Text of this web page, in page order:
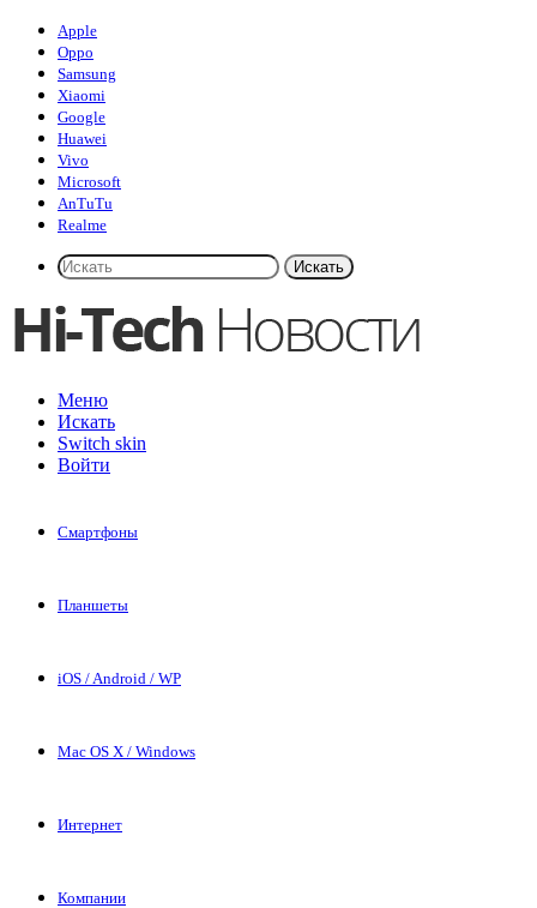
Apple
Oppo
Samsung
Xiaomi
Google
Huawei
Vivo
Microsoft
AnTuTu
Realme
Искать
Меню
Искать
Switch skin
Войти
Смартфоны
Планшеты
iOS / Android / WP
Mac OS X / Windows
Интернет
Компании